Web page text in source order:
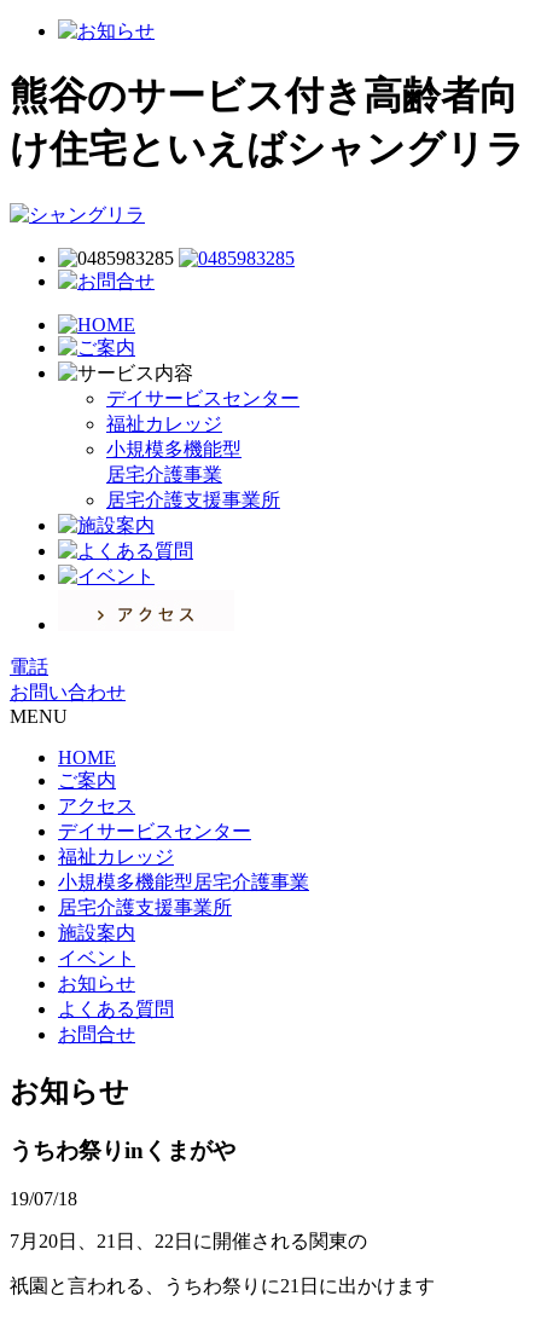
熊谷のサービス付き高齢者向
け住宅といえばシャングリラ
デイサービスセンター
福祉カレッジ
小規模多機能型
居宅介護事業
居宅介護支援事業所
電話
お問い合わせ
MENU
HOME
ご案内
アクセス
デイサービスセンター
福祉カレッジ
小規模多機能型居宅介護事業
居宅介護支援事業所
施設案内
イベント
お知らせ
よくある質問
お問合せ
お知らせ
うちわ祭りinくまがや
19/07/18
7月20日、21日、22日に開催される関東の
祇園と言われる、うちわ祭りに21日に出かけます